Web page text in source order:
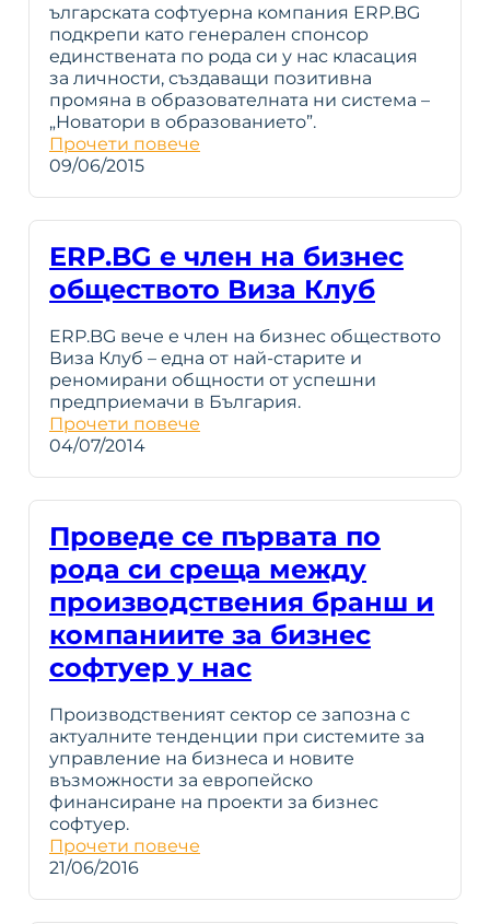
ългарската софтуерна компания ERP.BG
подкрепи като генерален спонсор
единствената по рода си у нас класация
за личности, създаващи позитивна
промяна в образователната ни система –
„Новатори в образованието”.
Прочети повече
09/06/2015
ERP.BG е член на бизнес
обществото Виза Клуб
ERP.BG вече е член на бизнес обществото
Виза Клуб – една от най-старите и
реномирани общности от успешни
предприемачи в България.
Прочети повече
04/07/2014
Проведе се първата по
рода си среща между
производствения бранш и
компаниите за бизнес
софтуер у нас
Производственият сектор се запозна с
актуалните тенденции при системите за
управление на бизнеса и новите
възможности за европейско
финансиране на проекти за бизнес
софтуер.
Прочети повече
21/06/2016